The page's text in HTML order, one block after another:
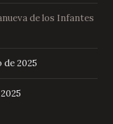
de los Infantes
de 2025